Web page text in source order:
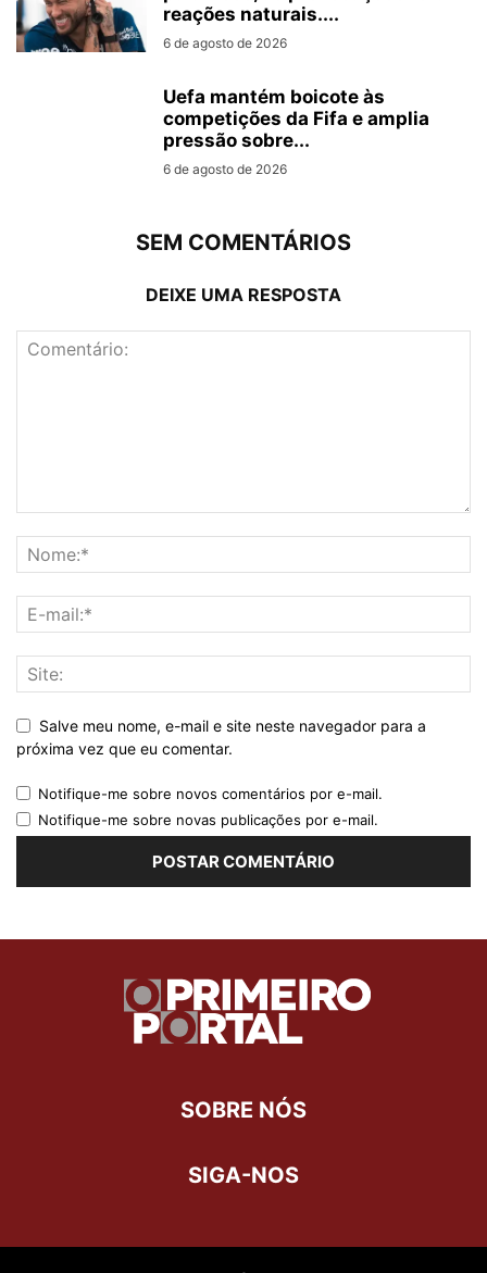
reações naturais....
6 de agosto de 2026
Uefa mantém boicote às
competições da Fifa e amplia
pressão sobre...
6 de agosto de 2026
SEM COMENTÁRIOS
DEIXE UMA RESPOSTA
Salve meu nome, e-mail e site neste navegador para a
próxima vez que eu comentar.
Notifique-me sobre novos comentários por e-mail.
Notifique-me sobre novas publicações por e-mail.
SOBRE NÓS
SIGA-NOS